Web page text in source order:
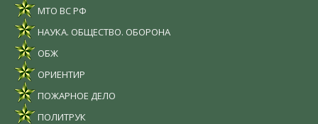
МТО ВС РФ
НАУКА. ОБЩЕСТВО. ОБОРОНА
ОБЖ
ОРИЕНТИР
ПОЖАРНОЕ ДЕЛО
ПОЛИТРУК